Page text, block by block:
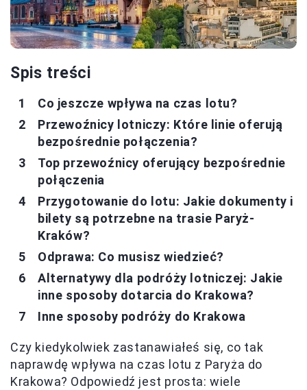
Spis treści
Co jeszcze wpływa na czas lotu?
Przewoźnicy lotniczy: Które linie oferują
bezpośrednie połączenia?
Top przewoźnicy oferujący bezpośrednie
połączenia
Przygotowanie do lotu: Jakie dokumenty i
bilety są potrzebne na trasie Paryż-
Kraków?
Odprawa: Co musisz wiedzieć?
Alternatywy dla podróży lotniczej: Jakie
inne sposoby dotarcia do Krakowa?
Inne sposoby podróży do Krakowa
Czy kiedykolwiek zastanawiałeś się, co tak
naprawdę wpływa na czas lotu z Paryża do
Krakowa? Odpowiedź jest prosta: wiele